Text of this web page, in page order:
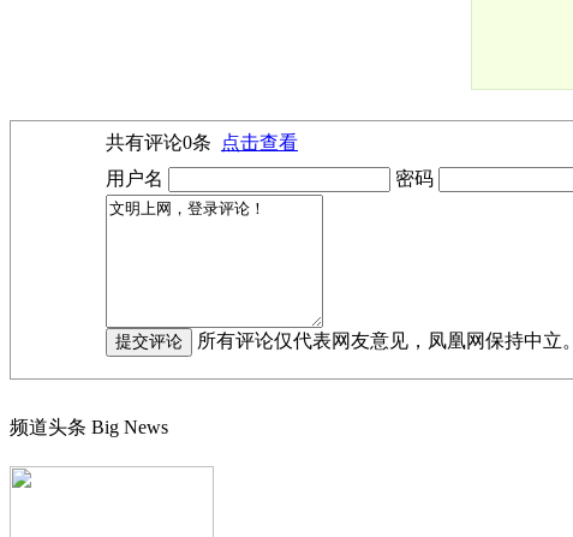
共有评论0条
点击查看
用户名
密码
所有评论仅代表网友意见，凤凰网保持中立。
频道头条 Big News